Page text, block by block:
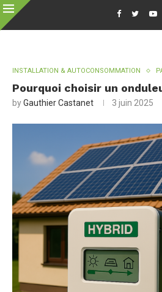
INSTALLATION & AUTOCONSOMMATION
Pourquoi choisir un
byGauthier Castanet 3 juin 2025